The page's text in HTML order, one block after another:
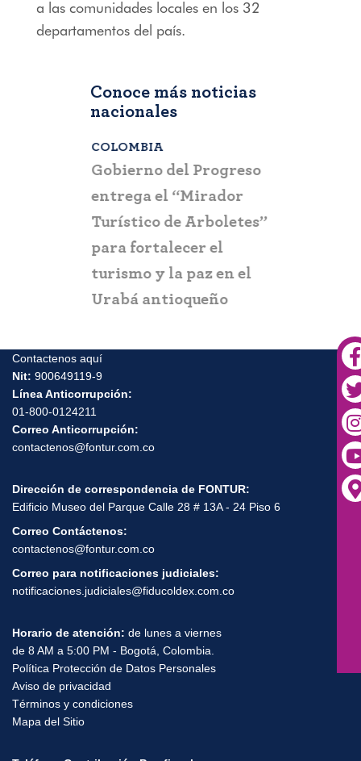
a las comunidades locales en los 32
departamentos del país.
Conoce más noticias
nacionales
COLOMBIA
Gobierno del Progreso
entrega el “Mirador
Turístico de Arboletes”
para fortalecer el
turismo y la paz en el
Urabá antioqueño
Contactenos aquí
Nit: 900649119-9
Línea Anticorrupción:
01-800-0124211
Correo Anticorrupción:
contactenos@fontur.com.co
Dirección de correspondencia de FONTUR:
Edificio Museo del Parque Calle 28 # 13A - 24 Piso 6
Correo Contáctenos:
contactenos@fontur.com.co
Correo para notificaciones judiciales:
notificaciones.judiciales@fiducoldex.com.co
Horario de atención: de lunes a viernes
de 8 AM a 5:00 PM - Bogotá, Colombia.
Política Protección de Datos Personales
Aviso de privacidad
Términos y condiciones
Mapa del Sitio